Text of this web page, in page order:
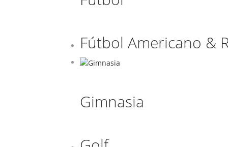
Fútbol Americano &
Gimnasia